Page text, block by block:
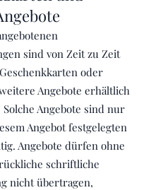
sind von Zeit zu Zeit
oder
Angebote erhältlich
Solche Angebote sind nur
Angebot festgelegten
Angebote dürfen ohne
schriftliche
nicht übertragen,